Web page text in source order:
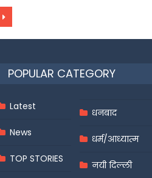
POPULAR CATEGORY
Latest
News
TOP STORIES
धनबाद
धर्म/आध्यात्म
नयी दिल्ली